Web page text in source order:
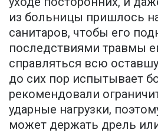
из больницы пришлось
санитаров, чтобы его
последствиями травмы
справляться всю
до сих пор испытывает
рекомендовали
ударные нагрузки,
может держать дрель